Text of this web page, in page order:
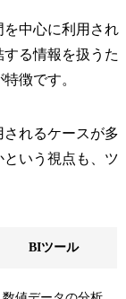
中心に利用され
る情報を扱うた
徴です。
れるケースが多
いう視点も、ツ
BIツール